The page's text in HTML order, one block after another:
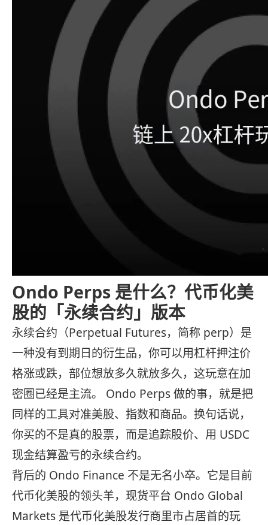
Ondo Perps 是什么？代币化美
股的「永续合约」版本
永续合约（Perpetual Futures，简称 perp）是
一种没有到期日的衍生品，你可以用杠杆押注价
格涨或跌，部位想放多久就放多久，这玩意在加
密圈已经是主流。 Ondo Perps 做的事，就是把
同样的工具对准美股、指数和商品。换句话说，
你买的不是真的股票，而是追踪股价、用 USDC
现金结算盈亏的永续合约。
背后的 Ondo Finance 不是无名小卒。它是目前
代币化美股的领头羊，现货平台 Ondo Global
Markets 是代币化美股发行商里市占居首的玩